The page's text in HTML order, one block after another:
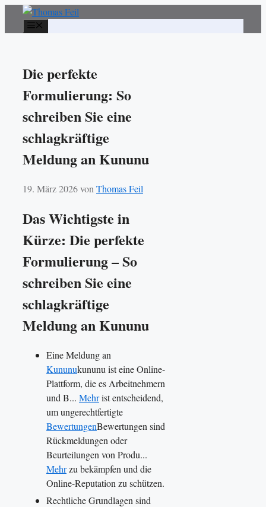
Die perfekte
Formulierung: So
schreiben Sie eine
schlagkräftige
Meldung an Kununu
19. März 2026von Thomas Feil
Das Wichtigste in
Kürze: Die perfekte
Formulierung – So
schreiben Sie eine
schlagkräftige
Meldung an Kununu
Eine Meldung an
Kununukununu ist eine Online-
Plattform, die es Arbeitnehmern
und B... Mehrist entscheidend,
um ungerechtfertigte
BewertungenBewertungen sind
Rückmeldungen oder
Beurteilungen von Produ...
Mehrzu bekämpfen und die
Online-Reputation zu schützen.
Rechtliche Grundlagen sind